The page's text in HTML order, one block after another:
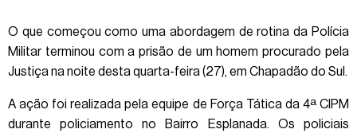
O que começou como uma abordagem de rotina da Polícia
Militar terminou com a prisão de um homem procurado pela
Justiça na noite desta quarta-feira (27), em Chapadão do Sul.
A ação foi realizada pela equipe de Força Tática da 4ª CIPM
durante policiamento no Bairro Esplanada. Os policiais